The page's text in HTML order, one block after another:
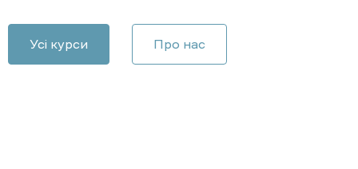
Усі курси Про нас